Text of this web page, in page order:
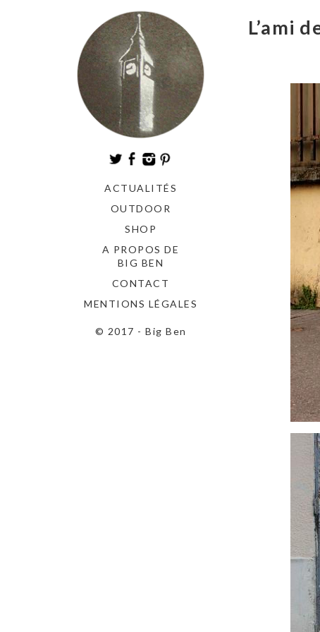
ACTUALITÉS
OUTDOOR
SHOP
A PROPOS DE
BIG BEN
CONTACT
MENTIONS LÉGALES
© 2017 - Big Ben
L’ami